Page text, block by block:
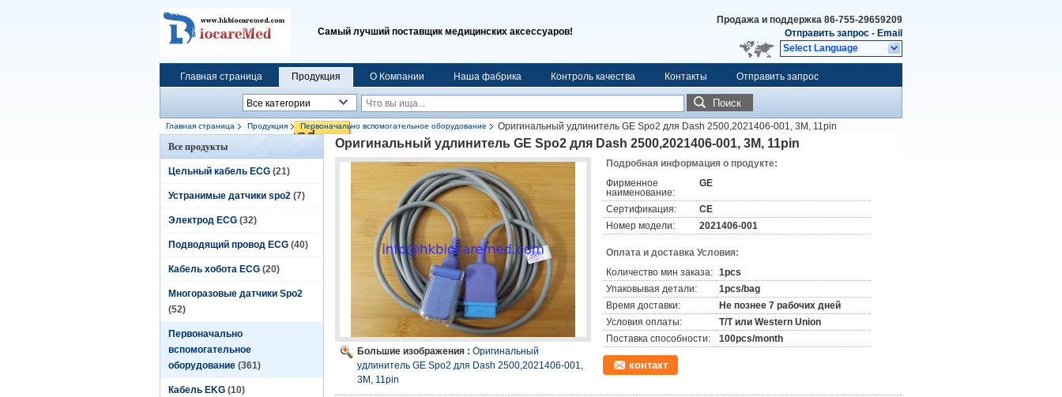
Самый лучший поставщик медицинских аксессуаров!
Продажа и поддержка 86-755-29659209
Отправить запрос - Email
Select Language
Главная страница Продукция О Компании Наша фабрика Контроль качества Контакты Отправить запрос
Поиск
Главная страница Продукция Первоначально вспомогательное оборудование
Оригинальный удлинитель GE Spo2 для Dash 2500,2021406-001, 3M, 11pin
Все продукты
Цельный кабель ECG (21)
Устранимые датчики spo2 (7)
Электрод ECG (32)
Подводящий провод ECG (40)
Кабель хобота ECG (20)
Многоразовые датчики Spo2
(52)
Первоначально
вспомогательное
оборудование (361)
Кабель EKG (10)
Оригинальный удлинитель GE Spo2 для Dash 2500,2021406-001, 3M, 11pin
Большие изображения : Оригинальный
удлинитель GE Spo2 для Dash 2500,2021406-001,
3M, 11pin
Подробная информация о продукте:
Фирменное
наименование:
GE
Сертификация:
CE
Номер модели:
2021406-001
Оплата и доставка Условия:
Количество мин заказа: 1pcs
Упаковывая детали:
1pcs/bag
Время доставки:
Не познее 7 рабочих дней
Условия оплаты:
T/T или Western Union
Поставка способности:
100pcs/month
контакт